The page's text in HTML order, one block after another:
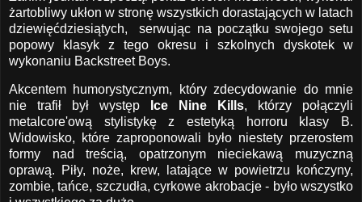
żartobliwy ukłon w stronę wszystkich dorastających w latach
dziewięćdziesiątych, serwując na początku swojego setu
popowy klasyk z tego okresu i szkolnych dyskotek w
wykonaniu Backstreet Boys.
Akcentem humorystycznym, który zdecydowanie do mnie
nie trafił był występ Ice Nine Kills, którzy połączyli
metalcore'ową stylistykę z estetyką horroru klasy B.
Widowisko, które zaproponowali było niestety przerostem
formy nad treścią, opatrzonym nieciekawą muzyczną
oprawą. Piły, noże, krew, latające w powietrzu kończyny,
zombie, tańce, szczudła, cyrkowe akrobacje - było wszystko